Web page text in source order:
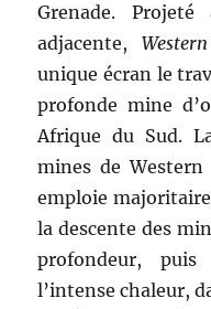
Grenade.
adjacente,
unique écran le
profonde mine
Afrique du Sud.
mines de Western
emploie
la descente des
profondeur,
l’intense chaleur,